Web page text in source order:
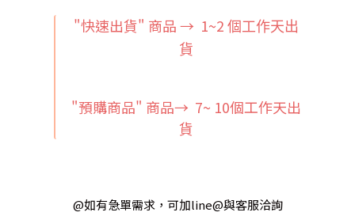
"快速出貨" 商品 → 1~2 個工作天出
貨
"預購商品" 商品→ 7~ 10個工作天出
貨
@如有急單需求，可加line@與客服洽詢